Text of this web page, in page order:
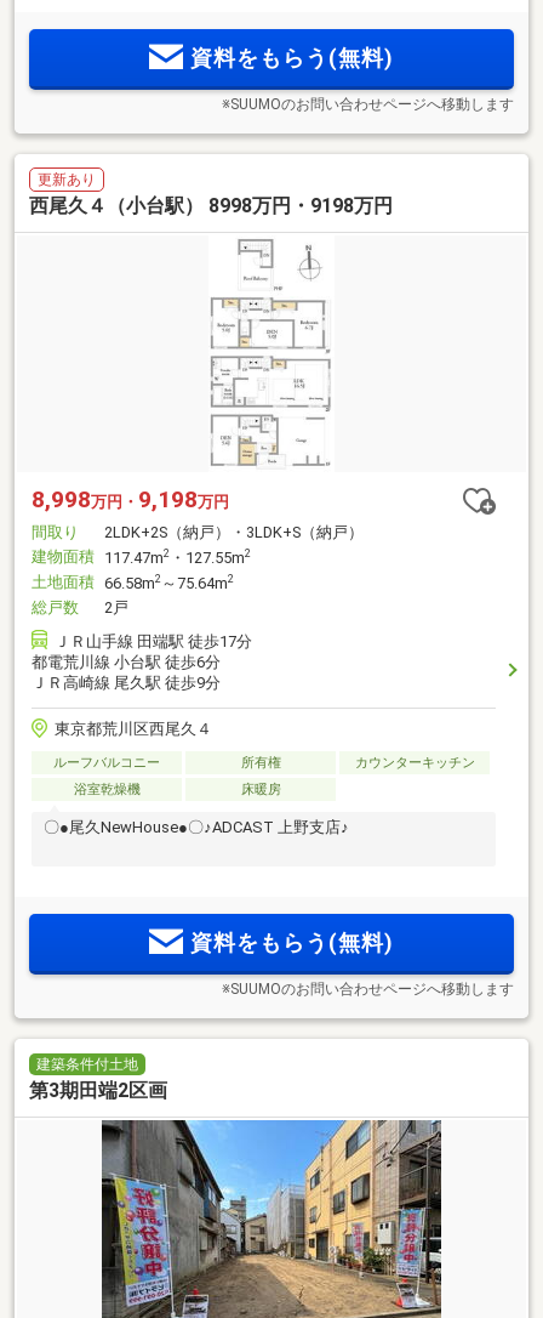
資料をもらう(無料)
※SUUMOのお問い合わせページへ移動します
更新あり
西尾久４（小台駅） 8998万円・9198万円
8,998万円・ 9,198万円
間取り
2LDK+2S（納戸）・3LDK+S（納戸）
建物面積 117.47m2 ・127.55m2
土地面積 66.58m2 ～75.64m2
総戸数
2戸
ＪＲ山手線 田端駅 徒歩17分
都電荒川線 小台駅 徒歩6分
ＪＲ高崎線 尾久駅 徒歩9分
東京都荒川区西尾久４
ルーフバルコニー 所有権
カウンターキッチン
浴室乾燥機
床暖房
〇●尾久NewHouse●〇♪ADCAST 上野支店♪
資料をもらう(無料)
※SUUMOのお問い合わせページへ移動します
建築条件付土地
第3期田端2区画